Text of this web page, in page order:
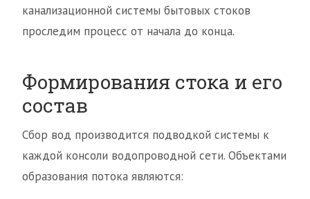
канализационной системы бытовых стоков
проследим процесс от начала до конца.
Формирования стока и его
состав
Сбор вод производится подводкой системы к
каждой консоли водопроводной сети. Объектами
образования потока являются: